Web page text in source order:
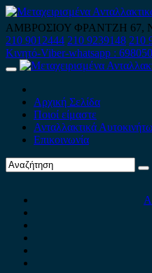
Skip
to
content
ΑΜΒΡΟΣΙΟΥ ΦΡΑΝΤΖΗ 67,
210 9012444 210 9239148 210
Κινητό-Viber-whatsapp :
Primary
Αρχική Σελίδα
Ποιοί είμαστε
Ανταλλακτικά
Επικοινωνία